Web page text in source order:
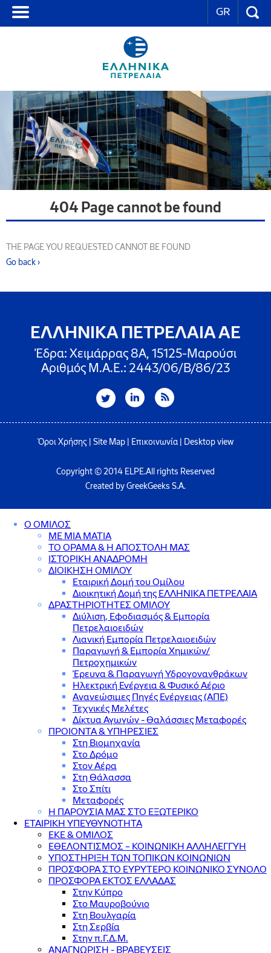
GR
404 Page cannot be found
THE PAGE YOU REQUESTED CANNOT BE FOUND
Go back ›
ΕΛΛΗΝΙΚΑ ΠΕΤΡΕΛΑΙΑ ΑΕ
Έδρα: Χειμάρρας 8A, 15125-Μαρούσι
Αριθμός Μ.Α.Ε.: 2443/06/Β/86/23
Όροι Χρήσης Site Map Επικοινωνία| Desktop view
Copyright © 2014 ELPE.All rights Reserved
Created by GreekGeeks S.A.
Ο ΟΜΙΛΟΣ
ΜΕ ΜΙΑ ΜΑΤΙΑ
ΤΟ ΟΡΑΜΑ & Η ΑΠΟΣΤΟΛΗ ΜΑΣ
ΙΣΤΟΡΙΚΗ ΑΝΑΔΡΟΜΗ
ΔΙΟΙΚΗΣΗ ΟΜΙΛΟΥ
Εταιρική Δομή του Ομίλου
Διοικητική Δομή της ΕΛΛΗΝΙΚΑ ΠΕΤΡΕΛΑΙΑ
ΔΡΑΣΤΗΡΙΟΤΗΤΕΣ ΟΜΙΛΟΥ
Διύλιση, Εφοδιασμός & Εμπορία
Πετρελαιοειδών
Λιανική Εμπορία Πετρελαιοειδών
Παραγωγή & Εμπορία Χημικών/
Πετροχημικών
Έρευνα & Παραγωγή Υδρογονανθράκων
Ηλεκτρική Ενέργεια & Φυσικό Αέριο
Ανανεώσιμες Πηγές Ενέργειας (ΑΠΕ)
Τεχνικές Μελέτες
Δίκτυα Αγωγών - Θαλάσσιες Μεταφορές
ΠΡΟΙΟΝΤΑ & YΠΗΡΕΣΙΕΣ
Στη Βιομηχανία
Στο Δρόμο
Στον Αέρα
Στη Θάλασσα
Στο Σπίτι
Μεταφορές
Η ΠΑΡΟΥΣΙΑ ΜΑΣ ΣΤΟ ΕΞΩΤΕΡΙΚΟ
ΕΤΑΙΡΙΚΗ ΥΠΕΥΘΥΝΟΤΗΤΑ
ΕΚΕ & ΟΜΙΛΟΣ
ΕΘΕΛΟΝΤΙΣΜΟΣ – ΚΟΙΝΩΝΙΚΗ ΑΛΛΗΛΕΓΓΥΗ
ΥΠΟΣΤΗΡΙΞΗ ΤΩΝ ΤΟΠΙΚΩΝ ΚΟΙΝΩΝΙΩΝ
ΠΡΟΣΦΟΡΑ ΣΤΟ ΕΥΡΥΤΕΡΟ ΚΟΙΝΩΝΙΚΟ ΣΥΝΟΛΟ
ΠΡΟΣΦΟΡΑ ΕΚΤΟΣ ΕΛΛΑΔΑΣ
Στην Κύπρο
Στο Μαυροβούνιο
Στη Βουλγαρία
Στη Σερβία
Στην π.Γ.Δ.Μ.
ΑΝΑΓΝΩΡΙΣΗ - ΒΡΑΒΕΥΣΕΙΣ